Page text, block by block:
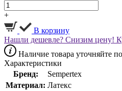
+
В корзину
Нашли дешевле? Снизим цену!
Наличие товара уточняйте
Характеристики
Бренд:
Sempertex
Материал: Латекс